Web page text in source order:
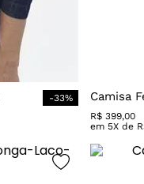
-33%
Camisa
R$ 399,00
em 5X de